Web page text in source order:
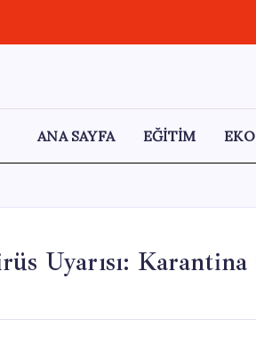
ANA SAYFA EĞİTİM
Uyarısı: